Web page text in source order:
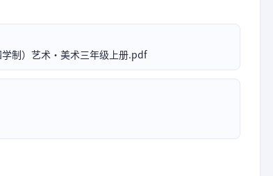
学制）艺术·美术三年级上册.pdf